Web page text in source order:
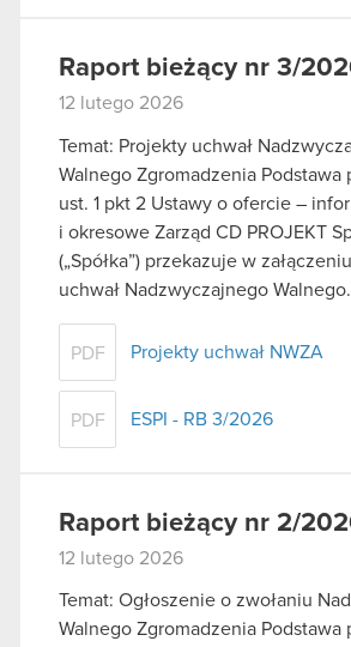
Raport bieżący nr 3/
12 lutego 2026
Temat: Projekty uchwał
Walnego Zgromadzenia Podstawa
ust. 1 pkt 2 Ustawy o ofercie –
i okresowe Zarząd CD PROJEKT
(„Spółka”) przekazuje w
uchwał Nadzwyczajnego
PDF Projekty uchwał NWZA
PDF ESPI - RB 3/2026
Raport bieżący nr 2/
12 lutego 2026
Temat: Ogłoszenie o zwołaniu
Walnego Zgromadzenia Podstawa